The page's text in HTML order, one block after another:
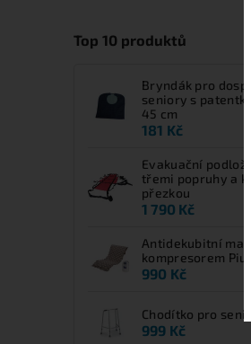
Top 10 produktů
Bryndák pro
seniory s
45 cm
181 Kč
Evakuační
třemi popruhy a
přezkou
1 790 Kč
Antidekubitní
kompresorem
990 Kč
Chodítko pro
999 Kč